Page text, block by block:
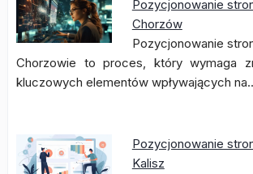
Pozycjonowanie
Chorzów
Pozycjonowanie
Chorzowie to proces, który wymaga
kluczowych elementów wpływających
Pozycjonowanie
Kalisz